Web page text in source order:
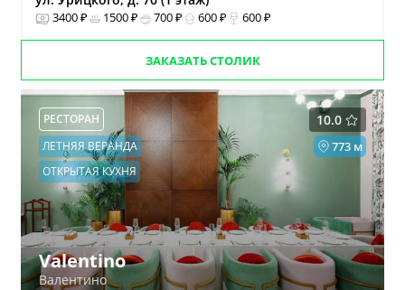
3400 ₽ 1500 ₽ 700 ₽ 600 ₽ 600 ₽
ЗАКАЗАТЬ СТОЛИК
10.0
РЕСТОРАН
773 м
ЛЕТНЯЯ ВЕРАНДА
ОТКРЫТАЯ КУХНЯ
Valentino
Валентино